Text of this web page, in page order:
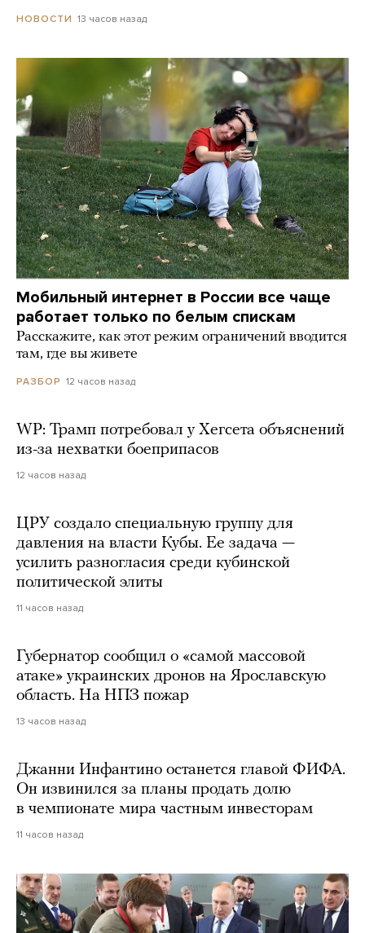
НОВОСТИ 13 часов назад
Мобильный интернет в России все чаще
работает только по белым спискам
Расскажите, как этот режим ограничений вводится
там, где вы живете
РАЗБОР 12 часов назад
WP: Трамп потребовал у Хегсета объяснений
из-за нехватки боеприпасов
12 часов назад
ЦРУ создало специальную группу для
давления на власти Кубы. Ее задача —
усилить разногласия среди кубинской
политической элиты
11 часов назад
Губернатор сообщил о «самой массовой
атаке» украинских дронов на Ярославскую
область. На НПЗ пожар
13 часов назад
Джанни Инфантино останется главой ФИФА.
Он извинился за планы продать долю
в чемпионате мира частным инвесторам
11 часов назад